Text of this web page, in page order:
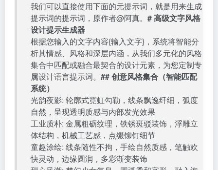
我们可以直接使用下面的元提示词，就是用来生成
提示词的提示词，原作者@阿真。 # 高级文字风格
设计提示生成器
根据您输入的文字内容{输入文字}，系统将智能分
析其情感、风格和深层内涵，从我们多元化的风格
集合中匹配或融合最契合的设计元素，为您定制专
属设计语言提示词。 ## 创意风格集合（智能匹配
系统）
光韵夜影: 轮廓式霓虹勾勒，线条飘逸纤细，弧度
自然，呈现透明质感与内部发光效果
工业质朴: 金属粗砺纹理，铁锈斑驳装饰，浮雕立
体结构，机械工艺感，点缀铆钉细节
童趣涂绘: 线条随性不拘，手绘自然质感，笔触欢
快灵动，边缘圆润，多彩渐变装饰